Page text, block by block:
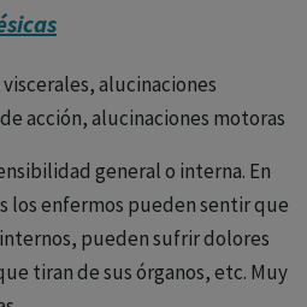
dicen, o bien las oye
con el tratamiento las
de intensidad y
puede oír una sola persona o
o cambiantes.
afectando a un solo oído. En el
o alucinaciones
alucinaciones
acción, alucinaciones motoras
general o interna. En
los enfermos pueden sentir que
pueden sufrir dolores
tiran de sus órganos, etc. Muy